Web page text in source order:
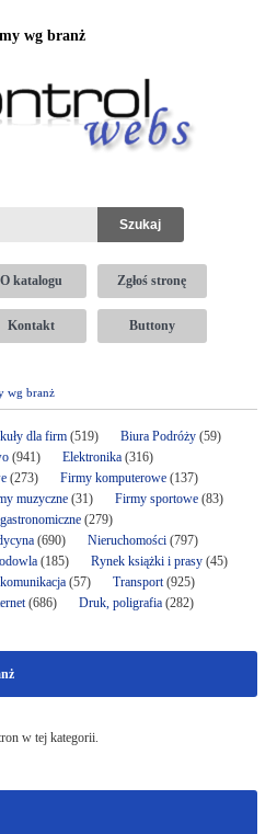
wg branż
O katalogu Zgłoś stronę
Kontakt Buttony
wg branż
dla firm(519) Biura Podróży(59)
(941) Elektronika (316)
(273) Firmy komputerowe(137)
muzyczne(31) Firmy sportowe(83)
(279)
(690) Nieruchomości(797)
(185) Rynek książki i prasy(45)
(57) Transport(925)
(686) Druk, poligrafia(282)
w tej kategorii.